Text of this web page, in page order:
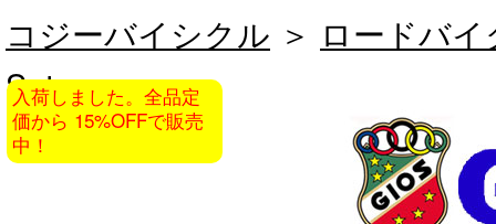
コジーバイシクル ＞ ロードバイ
Set
入荷しました。全品定
価から 15%OFFで販売
中！